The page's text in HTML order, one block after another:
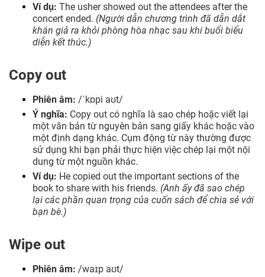
Ví dụ: The usher showed out the attendees after the
concert ended. (Người dẫn chương trình đã dẫn dắt
khán giả ra khỏi phòng hòa nhạc sau khi buổi biểu
diễn kết thúc.)
Copy out
Phiên âm: /ˈkɒpi aʊt/
Ý nghĩa: Copy out có nghĩa là sao chép hoặc viết lại
một văn bản từ nguyên bản sang giấy khác hoặc vào
một định dạng khác. Cụm động từ này thường được
sử dụng khi bạn phải thực hiện việc chép lại một nội
dung từ một nguồn khác.
Ví dụ: He copied out the important sections of the
book to share with his friends. (Anh ấy đã sao chép
lại các phần quan trọng của cuốn sách để chia sẻ với
bạn bè.)
Wipe out
Phiên âm: /waɪp aʊt/